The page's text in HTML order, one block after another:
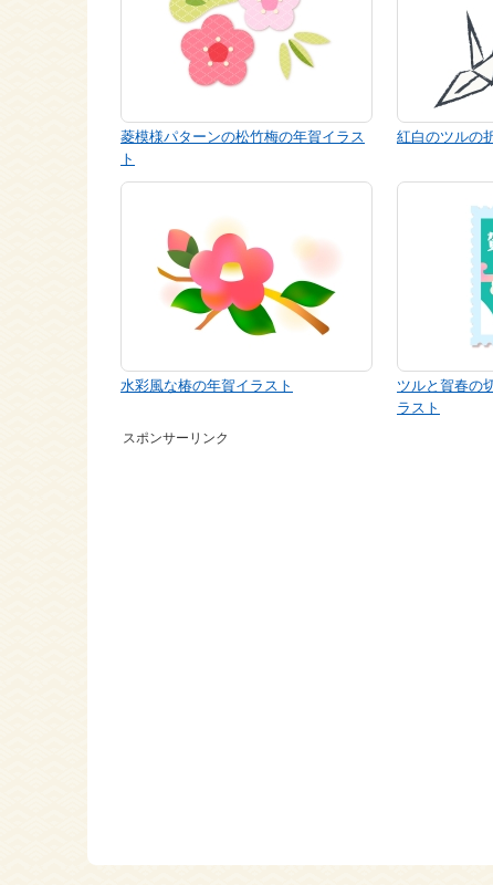
菱模様パターンの松竹梅の年賀イラス
ト
紅白のツルの
水彩風な椿の年賀イラスト
ツルと賀春の
ラスト
スポンサーリンク